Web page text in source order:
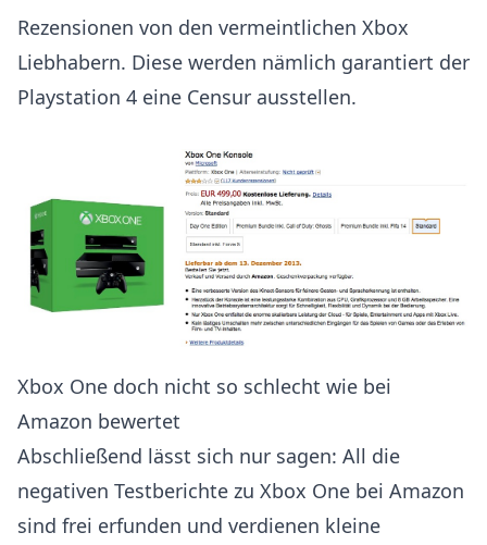
Rezensionen von den vermeintlichen Xbox
Liebhabern. Diese werden nämlich garantiert der
Playstation 4 eine Censur ausstellen.
Xbox One doch nicht so schlecht wie bei
Amazon bewertet
Abschließend lässt sich nur sagen: All die
negativen Testberichte zu Xbox One bei Amazon
sind frei erfunden und verdienen kleine